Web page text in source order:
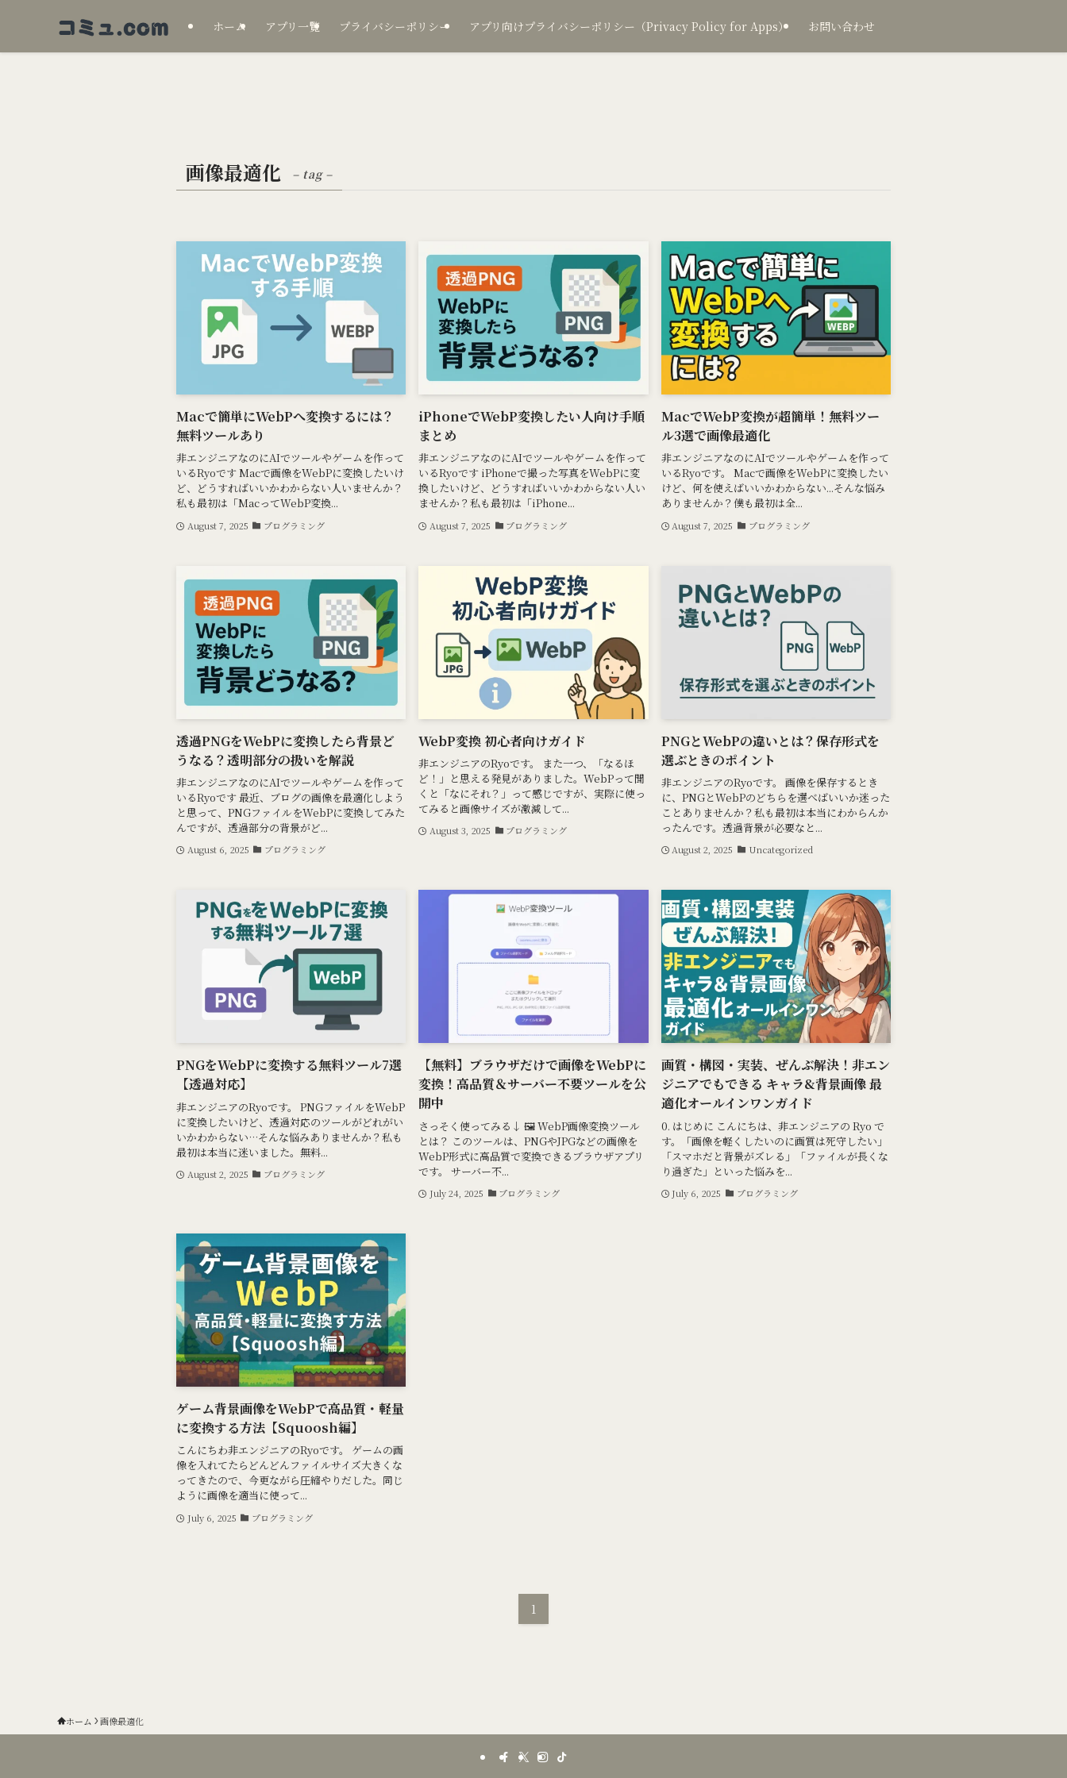
ホーム アプリ一覧 プライバシーポリシー アプリ向けプライバシーポリシー（Privacy Policy for Apps） お問い合わせ
画像最適化 – tag –
Macで簡単にWebPへ変換するには？
無料ツールあり
非エンジニアなのにAIでツールやゲームを作って
いるRyoです Macで画像をWebPに変換したいけ
ど、どうすればいいかわからない人いませんか？
私も最初は「MacってWebP変換...
August 7, 2025 プログラミング
iPhoneでWebP変換したい人向け手順
まとめ
非エンジニアなのにAIでツールやゲームを作って
いるRyoです iPhoneで撮った写真をWebPに変
換したいけど、どうすればいいかわからない人い
ませんか？私も最初は「iPhone...
August 7, 2025 プログラミング
MacでWebP変換が超簡単！無料ツー
ル3選で画像最適化
非エンジニアなのにAIでツールやゲームを作って
いるRyoです。 Macで画像をWebPに変換したい
けど、何を使えばいいかわからない...そんな悩み
ありませんか？僕も最初は全...
August 7, 2025 プログラミング
透過PNGをWebPに変換したら背景ど
うなる？透明部分の扱いを解説
非エンジニアなのにAIでツールやゲームを作って
いるRyoです 最近、ブログの画像を最適化しよう
と思って、PNGファイルをWebPに変換してみた
んですが、透過部分の背景がど...
August 6, 2025 プログラミング
WebP変換 初心者向けガイド
非エンジニアのRyoです。 また一つ、「なるほ
ど！」と思える発見がありました。WebPって聞
くと「なにそれ？」って感じですが、実際に使っ
てみると画像サイズが激減して...
August 3, 2025 プログラミング
PNGとWebPの違いとは？保存形式を
選ぶときのポイント
非エンジニアのRyoです。 画像を保存するとき
に、PNGとWebPのどちらを選べばいいか迷った
ことありませんか？私も最初は本当にわからんか
ったんです。透過背景が必要なと...
August 2, 2025 Uncategorized
PNGをWebPに変換する無料ツール7選
【透過対応】
非エンジニアのRyoです。 PNGファイルをWebP
に変換したいけど、透過対応のツールがどれがい
いかわからない…そんな悩みありませんか？私も
最初は本当に迷いました。無料...
August 2, 2025 プログラミング
【無料】ブラウザだけで画像をWebPに
変換！高品質＆サーバー不要ツールを公
開中
さっそく使ってみる↓ 🖼️ WebP画像変換ツール
とは？ このツールは、PNGやJPGなどの画像を
WebP形式に高品質で変換できるブラウザアプリ
です。 サーバー不...
July 24, 2025 プログラミング
画質・構図・実装、ぜんぶ解決！非エン
ジニアでもできる キャラ&背景画像 最
適化オールインワンガイド
0. はじめに こんにちは、非エンジニアの Ryo で
す。「画像を軽くしたいのに画質は死守したい」
「スマホだと背景がズレる」「ファイルが長くな
り過ぎた」といった悩みを...
July 6, 2025 プログラミング
ゲーム背景画像をWebPで高品質・軽量
に変換する方法【Squoosh編】
こんにちわ非エンジニアのRyoです。 ゲームの画
像を入れてたらどんどんファイルサイズ大きくな
ってきたので、今更ながら圧縮やりだした。同じ
ように画像を適当に使って...
July 6, 2025 プログラミング
1
ホーム 画像最適化